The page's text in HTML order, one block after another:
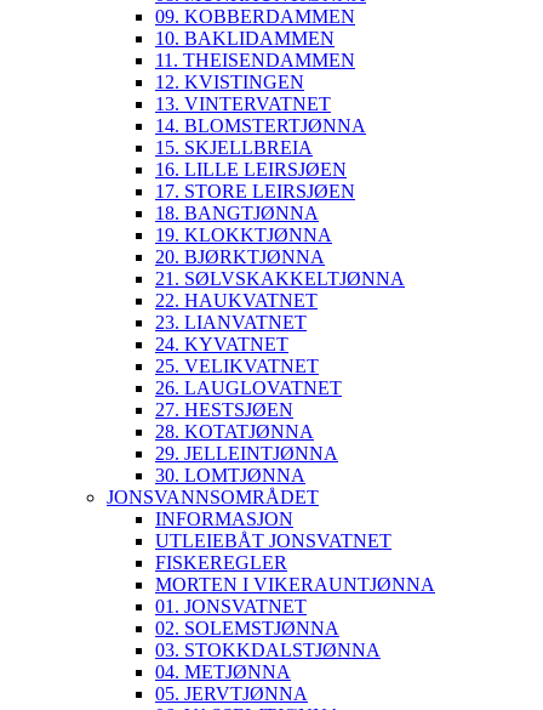
09. KOBBERDAMMEN
10. BAKLIDAMMEN
11. THEISENDAMMEN
12. KVISTINGEN
13. VINTERVATNET
14. BLOMSTERTJØNNA
15. SKJELLBREIA
16. LILLE LEIRSJØEN
17. STORE LEIRSJØEN
18. BANGTJØNNA
19. KLOKKTJØNNA
20. BJØRKTJØNNA
21. SØLVSKAKKELTJØNNA
22. HAUKVATNET
23. LIANVATNET
24. KYVATNET
25. VELIKVATNET
26. LAUGLOVATNET
27. HESTSJØEN
28. KOTATJØNNA
29. JELLEINTJØNNA
30. LOMTJØNNA
JONSVANNSOMRÅDET
INFORMASJON
UTLEIEBÅT JONSVATNET
FISKEREGLER
MORTEN I VIKERAUNTJØNNA
01. JONSVATNET
02. SOLEMSTJØNNA
03. STOKKDALSTJØNNA
04. METJØNNA
05. JERVTJØNNA